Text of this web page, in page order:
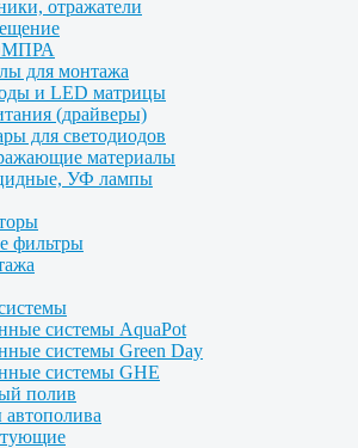
отражатели
для монтажа
и LED матрицы
(драйверы)
для светодиодов
материалы
УФ лампы
фильтры
системы AquaPot
системы Green Day
системы GHE
полив